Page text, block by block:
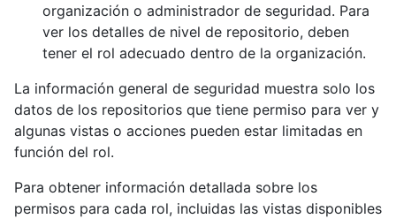
organización o administrador de seguridad. Para
ver los detalles de nivel de repositorio, deben
tener el rol adecuado dentro de la organización.
La información general de seguridad muestra solo los
datos de los repositorios que tiene permiso para ver y
algunas vistas o acciones pueden estar limitadas en
función del rol.
Para obtener información detallada sobre los
permisos para cada rol, incluidas las vistas disponibles